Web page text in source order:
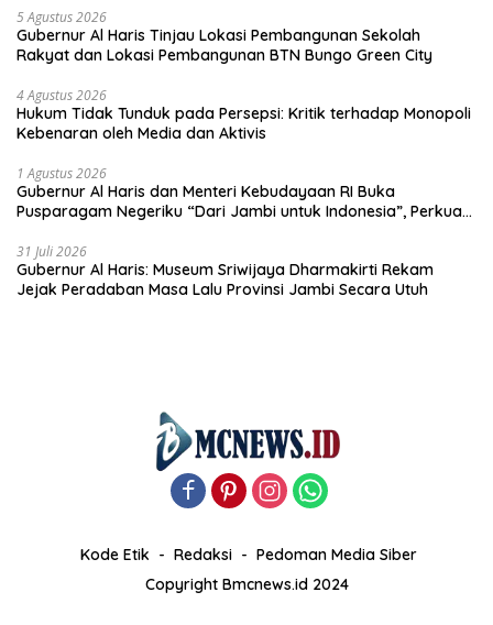
tangan”
5 Agustus 2026
Gubernur Al Haris Tinjau Lokasi Pembangunan Sekolah
Rakyat dan Lokasi Pembangunan BTN Bungo Green City
4 Agustus 2026
Hukum Tidak Tunduk pada Persepsi: Kritik terhadap Monopoli
Kebenaran oleh Media dan Aktivis
1 Agustus 2026
Gubernur Al Haris dan Menteri Kebudayaan RI Buka
Pusparagam Negeriku “Dari Jambi untuk Indonesia”, Perkuat
31 Juli 2026
Gubernur Al Haris: Museum Sriwijaya Dharmakirti Rekam
Jejak Peradaban Masa Lalu Provinsi Jambi Secara Utuh
Kode Etik Redaksi
Pedoman Media Siber
Copyright Bmcnews.id 2024